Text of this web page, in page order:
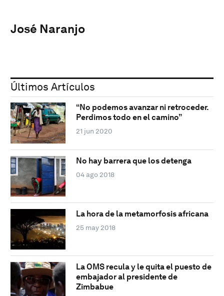
José Naranjo
Últimos Artículos
“No podemos avanzar ni retroceder.
Perdimos todo en el camino”
21 jun 2020
No hay barrera que los detenga
04 ago 2018
La hora de la metamorfosis africana
25 may 2018
La OMS recula y le quita el puesto de
embajador al presidente de
Zimbabue